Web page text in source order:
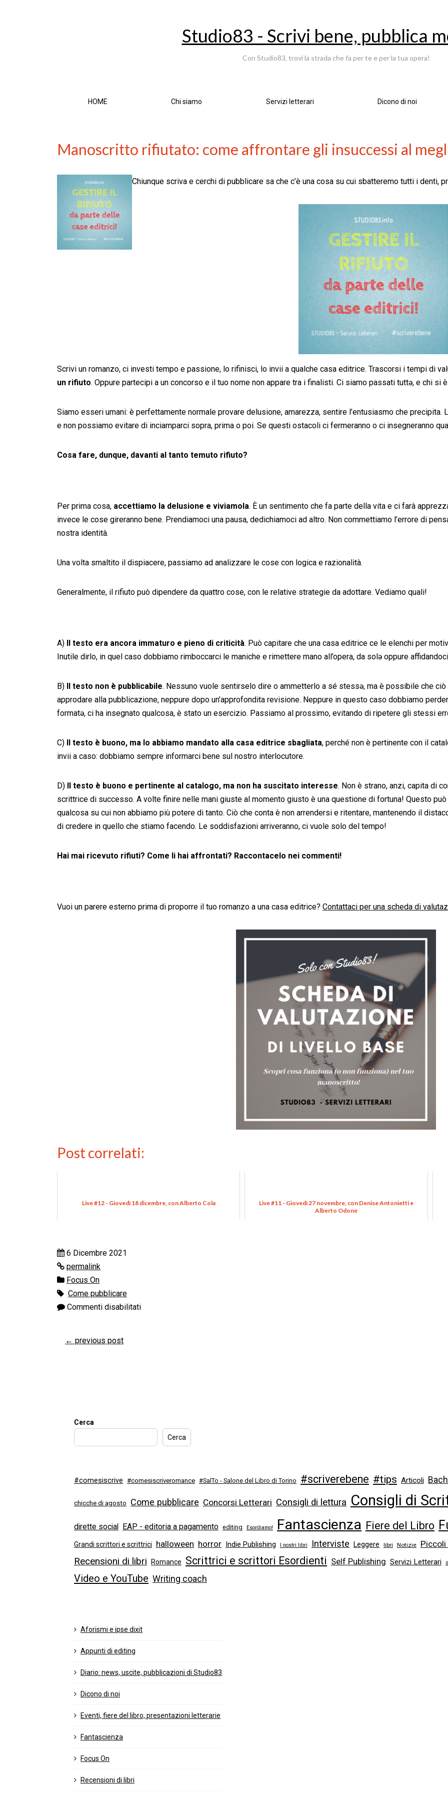
Studio83 - Scrivi bene, pubblica
Con Studio83, trovi la strada che fa per te e per la tua opera!
HOME Chi siamo Servizi letterari Dicono di noi
Manoscritto rifiutato: come affrontare gli insuccessi al
Chiunque scriva e cerchi di pubblicare sa che c’è una cosa su cui sbatteremo tutti i denti,
Scrivi un romanzo, ci investi tempo e passione, lo rifinisci, lo invii a qualche casa editrice. Trascorsi i tempi di
un rifiuto. Oppure partecipi a un concorso e il tuo nome non appare tra i finalisti. Ci siamo passati tuttə, e chi si
Siamo esseri umani: è perfettamente normale provare delusione, amarezza, sentire l’entusiasmo che
e non possiamo evitare di inciamparci sopra, prima o poi. Se questi ostacoli ci fermeranno o ci insegneranno
Cosa fare, dunque, davanti al tanto temuto rifiuto?
Per prima cosa, accettiamo la delusione e viviamola. È un sentimento che fa parte della vita e ci farà
invece le cose gireranno bene. Prendiamoci una pausa, dedichiamoci ad altro. Non commettiamo l’errore di
nostra identità.
Una volta smaltito il dispiacere, passiamo ad analizzare le cose con logica e razionalità.
Generalmente, il rifiuto può dipendere da quattro cose, con le relative strategie da adottare. Vediamo quali!
A) Il testo era ancora immaturo e pieno di criticità. Può capitare che una casa editrice ce le elenchi per
Inutile dirlo, in quel caso dobbiamo rimboccarci le maniche e rimettere mano all’opera, da solə oppure
B) Il testo non è pubblicabile. Nessuno vuole sentirselo dire o ammetterlo a sé stessə, ma è possibile che
approdare alla pubblicazione, neppure dopo un’approfondita revisione. Neppure in questo caso dobbiamo
formatə, ci ha insegnato qualcosa, è stato un esercizio. Passiamo al prossimo, evitando di ripetere gli stessi
C) Il testo è buono, ma lo abbiamo mandato alla casa editrice sbagliata, perché non è pertinente con il
invii a caso: dobbiamo sempre informarci bene sul nostro interlocutore.
D) Il testo è buono e pertinente al catalogo, ma non ha suscitato interesse. Non è strano, anzi, capita di
scrittrice di successo. A volte finire nelle mani giuste al momento giusto è una questione di fortuna! Questo
qualcosa su cui non abbiamo più potere di tanto. Ciò che conta è non arrendersi e ritentare, mantenendo il
di credere in quello che stiamo facendo. Le soddisfazioni arriveranno, ci vuole solo del tempo!
Hai mai ricevuto rifiuti? Come li hai affrontati? Raccontacelo nei commenti!
Vuoi un parere esterno prima di proporre il tuo romanzo a una casa editrice? Contattaci per una scheda di
Post correlati:
Live #12 - Giovedì 18 dicembre, con Alberto Cola
Live #11 - Giovedì 27 novembre, con Denise Antonietti e
Alberto Odone
6 Dicembre 2021
permalink
Focus On
Come pubblicare
Commenti disabilitati
← previous post
Cerca
Cerca
#comesiscrive #comesiscriveromance #SalTo - Salone del Libro di Torino #scriverebene #tips Articoli
chicche di agosto Come pubblicare Concorsi Letterari Consigli di lettura Consigli di
dirette social EAP - editoria a pagamento editing Esordiamo! Fantascienza Fiere del Libro
Grandi scrittori e scrittrici halloween horror Indie Publishing I nostri libri Interviste Leggere libri Notizie Piccoli
Recensioni di libri Romance Scrittrici e scrittori Esordienti Self Publishing Servizi Letterari
Video e YouTube Writing coach
Aforismi e ipse dixit
Appunti di editing
Diario: news, uscite, pubblicazioni di Studio83
Dicono di noi
Eventi, fiere del libro, presentazioni letterarie
Fantascienza
Focus On
Recensioni di libri